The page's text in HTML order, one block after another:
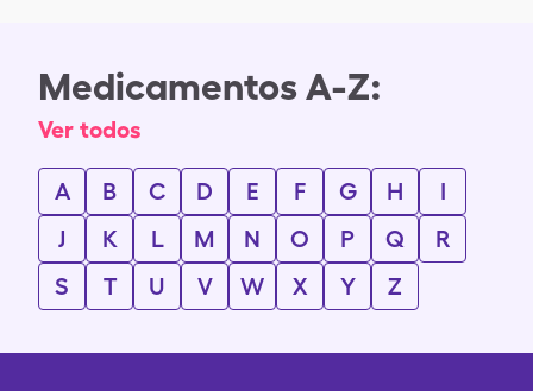
Medicamentos A-Z:
Ver todos
A B C D E F G H
I
J
K L M N O P Q
R
S
T U V W X Y Z